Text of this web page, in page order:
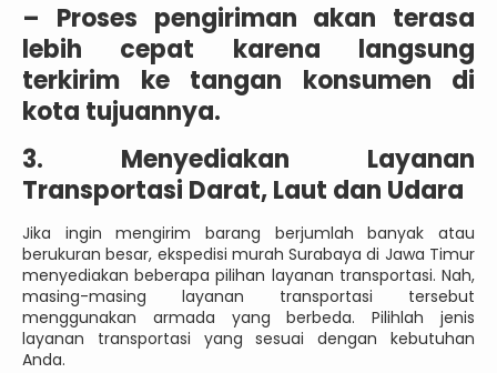
– Proses pengiriman akan terasa
lebih cepat karena langsung
terkirim ke tangan konsumen di
kota tujuannya.
3. Menyediakan Layanan
Transportasi Darat, Laut dan Udara
Jika ingin mengirim barang berjumlah banyak atau
berukuran besar, ekspedisi murah Surabaya di Jawa Timur
menyediakan beberapa pilihan layanan transportasi. Nah,
masing-masing layanan transportasi tersebut
menggunakan armada yang berbeda. Pilihlah jenis
layanan transportasi yang sesuai dengan kebutuhan
Anda.